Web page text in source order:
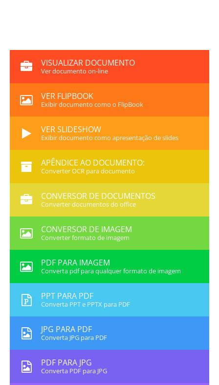
VISUALIZAR DOCUMENTO
Ver documento on-line
VER FLIPBOOK
Exibir documento como o FlipBook
VER SLIDESHOW
Exibir documento como apresentação de slides
APÊNDICE AO DOCUMENTO:
Converter OCR para documento
CONVERSOR DE DOCUMENTOS
Converter documentos do office
CONVERSOR DE IMAGEM
Converter formato de imagem
PDF PARA IMAGEM
Converta pdf para qualquer formato de imagem
PPT PARA PDF
Converta PPT e PPTX para PDF
JPG PARA PDF
Converta JPG para PDF
PDF PARA JPG
Converta PDF para JPG